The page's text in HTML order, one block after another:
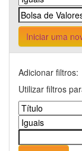
Iniciar uma
Adicionar filtros:
Utilizar filtros